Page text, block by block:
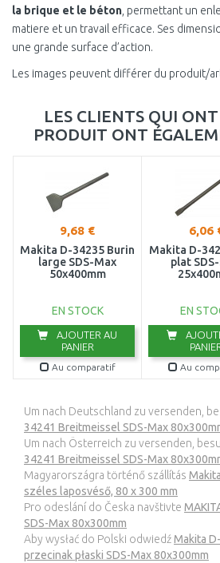
la brique et le béton, permettant un
matiere et un travail efficace. Ses
une grande surface d’action.
Les images peuvent différer du produit/
LES CLIENTS QUI
PRODUIT ONT
9,68 €
Makita D-34235 Burin
large SDS-Max
50x400mm
EN STOCK
AJOUTER AU
PANIER
Au comparatif
6,06
Makita D-
plat
EN
Au
Um nach Deutschland zu versenden,
34241 Breitmeissel SDS-Max
Um nach Österreich zu versenden,
34241 Breitmeissel SDS-Max
Magyarországra történő szállítás
széles laposvéső, 80 x 300 mm
Pro odeslání do Česka navštivte
SDS-Max 80x300mm
Aby wysłać do Polski odwiedźMakita
przecinak płaski SDS-Max 80x300mm